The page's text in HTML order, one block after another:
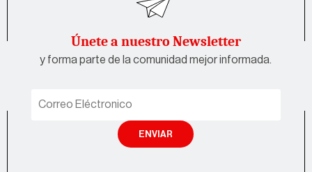
Únete a nuestro Newsletter
y forma parte de la comunidad mejor informada.
ENVIAR